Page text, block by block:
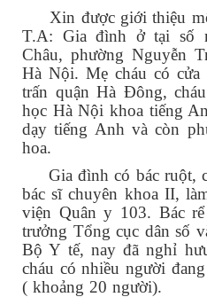
Xin được giới thiệu
T.A: Gia đình ở tại số
Châu, phường Nguyễn
Hà Nội. Mẹ cháu có
trấn quận Hà Đông,
học Hà Nội khoa tiếng
dạy tiếng Anh và còn
hoa.
Gia đình có bác ruột,
bác sĩ chuyên khoa II,
viện Quân y 103. Bác
trưởng Tổng cục dân số
Bộ Y tế, nay đã nghỉ
cháu có nhiều người
( khoảng 20 người).